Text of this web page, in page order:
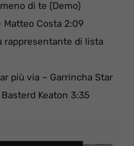
di te (Demo)
Matteo Costa 2:09
rappresentante di lista
più via – Garrincha Star
Keaton 3:35